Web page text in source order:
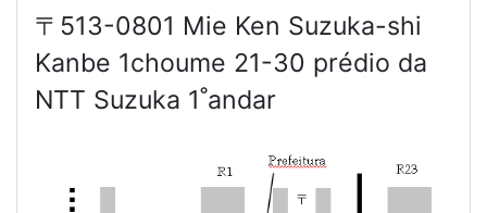
〒513-0801 Mie Ken Suzuka-shi
Kanbe 1choume 21-30 prédio da
NTT Suzuka 1˚andar